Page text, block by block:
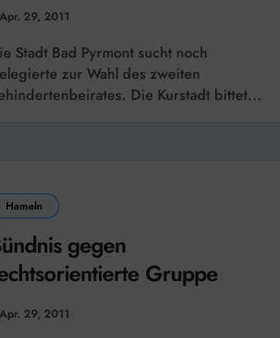
Apr. 29, 2011
zur Wahl des zweiten
Die Kurstadt bittet...
Hameln
gegen
Gruppe
Apr. 29, 2011